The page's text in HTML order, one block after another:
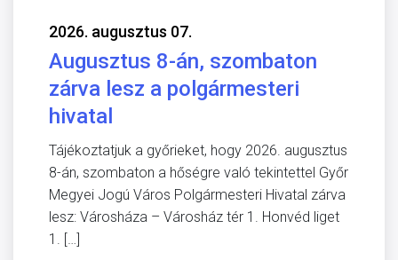
2026. augusztus 07.
Augusztus 8-án, szombaton
zárva lesz a polgármesteri
hivatal
Tájékoztatjuk a győrieket, hogy 2026. augusztus
8-án, szombaton a hőségre való tekintettel Győr
Megyei Jogú Város Polgármesteri Hivatal zárva
lesz: Városháza – Városház tér 1. Honvéd liget
1. […]